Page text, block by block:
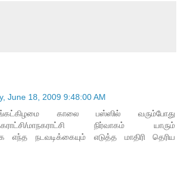
June 18, 2009 9:48:00 AM
காலை பஸ்ஸில் வரும்போது
மாநகராட்சி நிர்வாகம் யாரும்
எந்த நடவடிக்கையும் எடுத்த மாதிரி தெரிய